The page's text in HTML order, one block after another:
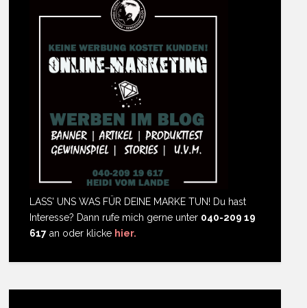
LASS' UNS WAS FÜR DEINE MARKE TUN! Du hast
Interesse? Dann rufe mich gerne unter 040-209 19
617 an oder klicke hier.